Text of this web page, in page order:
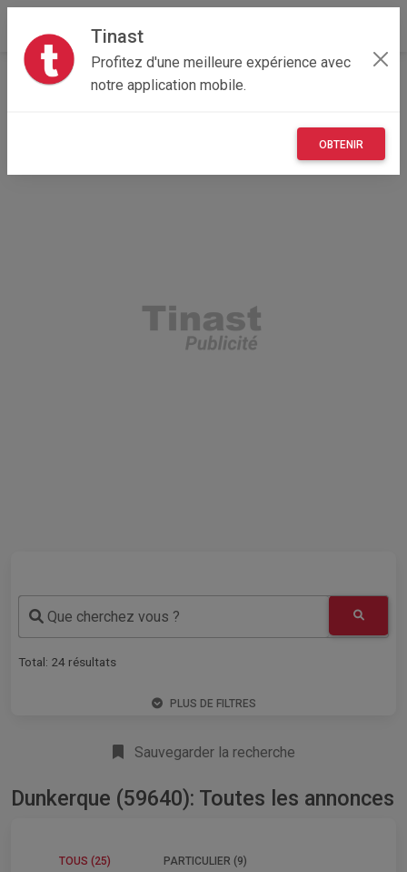
Tinast
Profitez d'une meilleure expérience avec
notre application mobile.
OBTENIR
Accueil Recherche Hauts-de-France
Que cherchez vous ?
Total: 24 résultats
PLUS DE FILTRES
Sauvegarder la recherche
Dunkerque (59640): Toutes les annonces
TOUS (25) PARTICULIER (9)